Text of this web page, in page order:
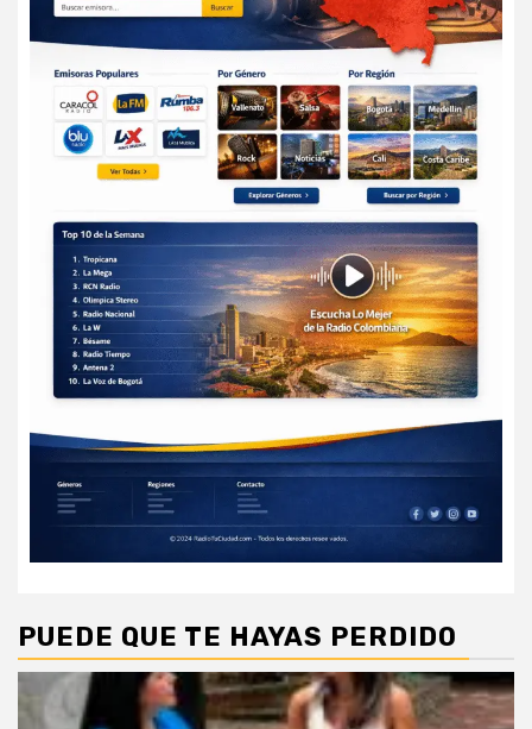
PUEDE QUE TE HAYAS PERDIDO